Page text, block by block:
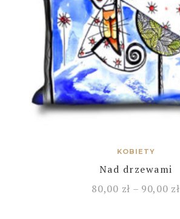
KOBIETY
Nad drzewami
80,00 zł – 90,00 zł